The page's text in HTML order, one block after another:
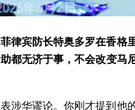
律宾防长特奥多罗在香
都无济于事，不会改变
涉华谬论。你刚才提到